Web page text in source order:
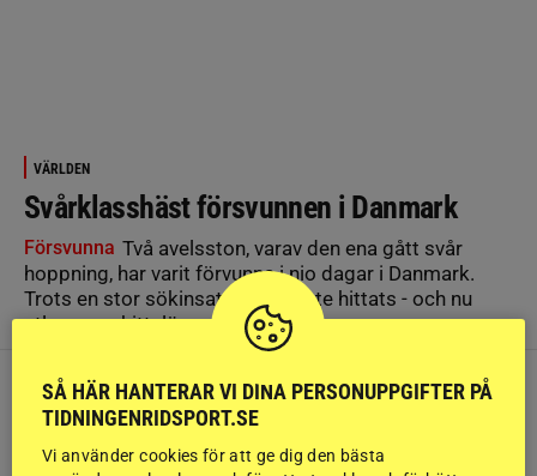
VÄRLDEN
Svårklasshäst försvunnen i Danmark
Försvunna Två avelsston, varav den ena gått svår
hoppning, har varit förvunna i nio dagar i Danmark.
Trots en stor sökinsats har de inte hittats - och nu
utlovas en hittelön.
SÅ HÄR HANTERAR VI DINA PERSONUPPGIFTER PÅ
TIDNINGENRIDSPORT.SE
Vi använder cookies för att ge dig den bästa